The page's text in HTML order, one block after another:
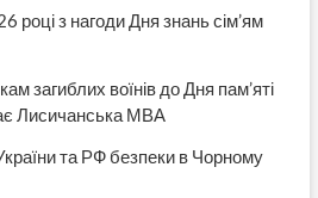
році з нагоди Дня знань сім’ям
загиблих воїнів до Дня пам’яті
Лисичанська МВА
та РФ безпеки в Чорному